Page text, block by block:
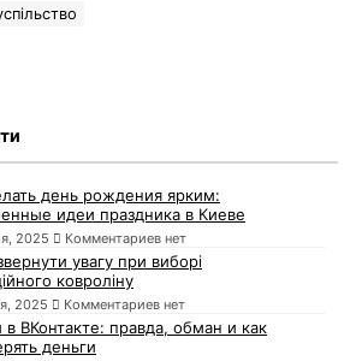
день рождения ярким:
идеи праздника в Киеве
2025 Комментариев нет
увагу при виборі
ковроліну
2025 Комментариев нет
в ВКонтакте: правда, обман и как
деньги